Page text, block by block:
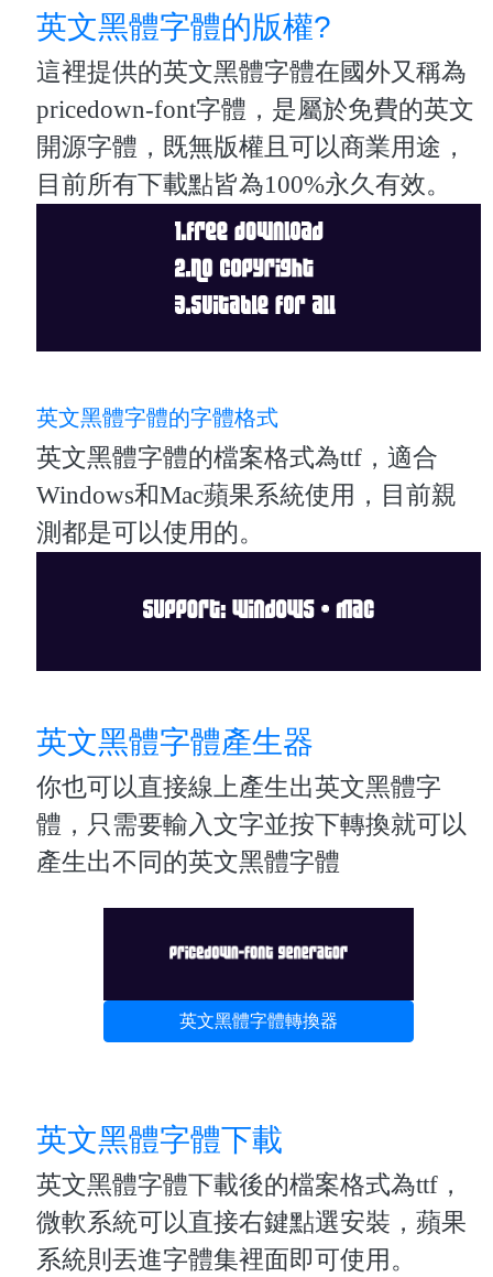
英文黑體字體的版權?
這裡提供的英文黑體字體在國外又稱為
pricedown-font字體，是屬於免費的英文
開源字體，既無版權且可以商業用途，
目前所有下載點皆為100%永久有效。
英文黑體字體的字體格式
英文黑體字體的檔案格式為ttf，適合
Windows和Mac蘋果系統使用，目前親
測都是可以使用的。
英文黑體字體產生器
你也可以直接線上產生出英文黑體字
體，只需要輸入文字並按下轉換就可以
產生出不同的英文黑體字體
英文黑體字體轉換器
英文黑體字體下載
英文黑體字體下載後的檔案格式為ttf，
微軟系統可以直接右鍵點選安裝，蘋果
系統則丟進字體集裡面即可使用。